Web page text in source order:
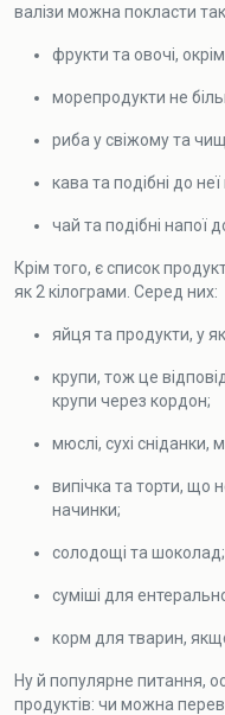
валізи можна покласти
фрукти та овочі, окрім
морепродукти не
риба у свіжому та
кава та подібні до
чай та подібні напої
Крім того, є список
як 2 кілограми. Серед них:
яйця та продукти, у
крупи, тож це
крупи через кордон;
мюслі, сухі сніданки,
випічка та торти, що
начинки;
солодощі та шоколад;
суміші для
корм для тварин,
Ну й популярне питання,
продуктів: чи можна